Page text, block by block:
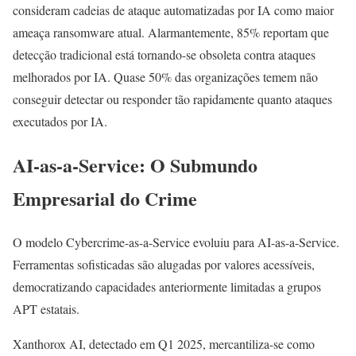
consideram cadeias de ataque automatizadas por IA como maior
ameaça ransomware atual. Alarmantemente, 85% reportam que
detecção tradicional está tornando-se obsoleta contra ataques
melhorados por IA. Quase 50% das organizações temem não
conseguir detectar ou responder tão rapidamente quanto ataques
executados por IA.
AI-as-a-Service: O Submundo
Empresarial do Crime
O modelo Cybercrime-as-a-Service evoluiu para AI-as-a-Service.
Ferramentas sofisticadas são alugadas por valores acessíveis,
democratizando capacidades anteriormente limitadas a grupos
APT estatais.
Xanthorox AI, detectado em Q1 2025, mercantiliza-se como